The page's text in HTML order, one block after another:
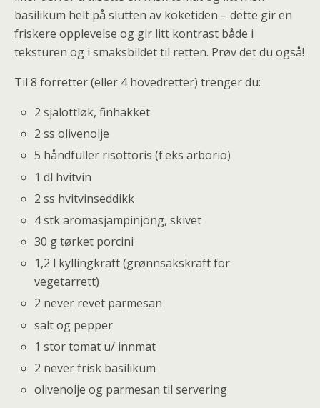
basilikum helt på slutten av koketiden – dette gir en
friskere opplevelse og gir litt kontrast både i
teksturen og i smaksbildet til retten. Prøv det du også!
Til 8 forretter (eller 4 hovedretter) trenger du:
2 sjalottløk, finhakket
2 ss olivenolje
5 håndfuller risottoris (f.eks arborio)
1 dl hvitvin
2 ss hvitvinseddikk
4 stk aromasjampinjong, skivet
30 g tørket porcini
1,2 l kyllingkraft (grønnsakskraft for
vegetarrett)
2 never revet parmesan
salt og pepper
1 stor tomat u/ innmat
2 never frisk basilikum
olivenolje og parmesan til servering